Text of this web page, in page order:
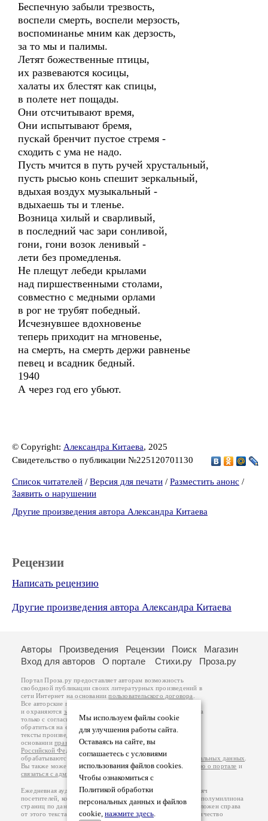
Беспечную забыли трезвость,
воспели смерть, воспели мерзость,
воспоминанье мним как дерзость,
за то мы и палимы.
Летят божественные птицы,
их развеваются косицы,
халаты их блестят как спицы,
в полете нет пощады.
Они отсчитывают время,
Они испытывают бремя,
пускай бренчит пустое стремя -
сходить с ума не надо.
Пусть мчится в путь ручей хрустальный,
пусть рысью конь спешит зеркальный,
вдыхая воздух музыкальный -
вдыхаешь ты и тленье.
Возница хилый и сварливый,
в последний час зари сонливой,
гони, гони возок ленивый -
лети без промедленья.
Не плещут лебеди крылами
над пиршественными столами,
совместно с медными орлами
в рог не трубят победный.
Исчезнувшее вдохновенье
теперь приходит на мгновенье,
на смерть, на смерть держи равненье
певец и всадник бедный.
1940
А через год его убьют.
© Copyright: Александра Китаева, 2025
Свидетельство о публикации №225120701130
Список читателей / Версия для печати / Разместить анонс /
Заявить о нарушении
Другие произведения автора Александра Китаева
Рецензии
Написать рецензию
Другие произведения автора Александра Китаева
Мы используем файлы cookie
для улучшения работы сайта.
Оставаясь на сайте, вы
соглашаетесь с условиями
использования файлов cookies.
Чтобы ознакомиться с
Политикой обработки
персональных данных и файлов
cookie, нажмите здесь.
Авторы Произведения Рецензии Поиск
Магазин
Вход для авторов
О портале Стихи.ру Проза.ру
Портал Проза.ру предоставляет авторам возможность
свободной публикации своих литературных произведений в
сети Интернет на основаниипользовательского договора
Все авторские права на произведения принадлежат авторам
и охраняются законом
. Перепечатка произведений возможна
только с согласия его автора, к которому вы можете
обратиться на его авторской странице. Ответственность за
тексты произведений авторы несут самостоятельно на
основанииправил публикацииизаконодательства
Российской Федерации
обрабатываются на основанииПолитики обработки персональных данных
Вы также можете посмотреть более подробнуюинформацию о портале и
связаться с администрацией
Ежедневная аудитория портала Проза.ру – порядка 100 тысяч
посетителей, которые в общей сумме просматривают более полумиллиона
страниц по данным счетчика посещаемости, который расположен справа
от этого текста. В каждой графе указано по две цифры: количество